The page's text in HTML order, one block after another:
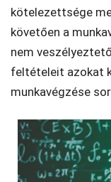
kötelezettsége
követően a
nem
feltételeit azokat
munkavégzése